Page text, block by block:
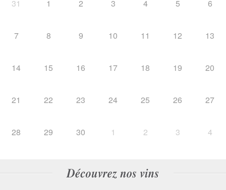
31 1 2 3 4 5 6
7 8 9 10 11 12 13
14 15 16 17 18 19 20
21 22 23 24 25 26 27
28 29 30 1 2 3 4